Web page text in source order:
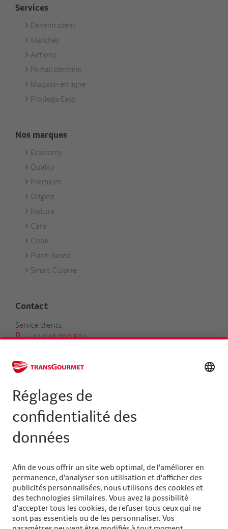
Services
Footer
Services
Devenir client
Marchés
Actions
Portail clientèle
Magasin en ligne
Prodega Easy
Nos marques
Footer
Unsere
Marken
Economy
Quality
Premium
Origine
Natura
Care
Cook
Plant-based
Smart Cuisine
Contact
Service clients
+41 848 000 501
Trouver un conseiller clientèle
Centrale
+41 31 858 48 48
info@transgourmet.ch
your
language
Suivez-nous sur